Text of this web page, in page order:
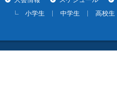
小学生
中学生 高校生